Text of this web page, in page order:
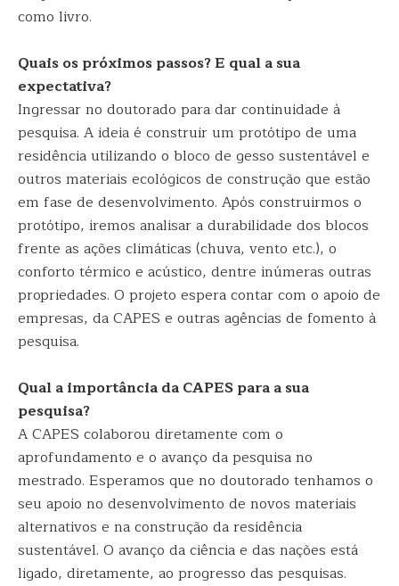
como livro.
Quais os próximos passos? E qual a sua
expectativa?
Ingressar no doutorado para dar continuidade à
pesquisa. A ideia é construir um protótipo de uma
residência utilizando o bloco de gesso sustentável e
outros materiais ecológicos de construção que estão
em fase de desenvolvimento. Após construirmos o
protótipo, iremos analisar a durabilidade dos blocos
frente as ações climáticas (chuva, vento etc.), o
conforto térmico e acústico, dentre inúmeras outras
propriedades. O projeto espera contar com o apoio de
empresas, da CAPES e outras agências de fomento à
pesquisa.
Qual a importância da CAPES para a sua
pesquisa?
A CAPES colaborou diretamente com o
aprofundamento e o avanço da pesquisa no
mestrado. Esperamos que no doutorado tenhamos o
seu apoio no desenvolvimento de novos materiais
alternativos e na construção da residência
sustentável. O avanço da ciência e das nações está
ligado, diretamente, ao progresso das pesquisas.